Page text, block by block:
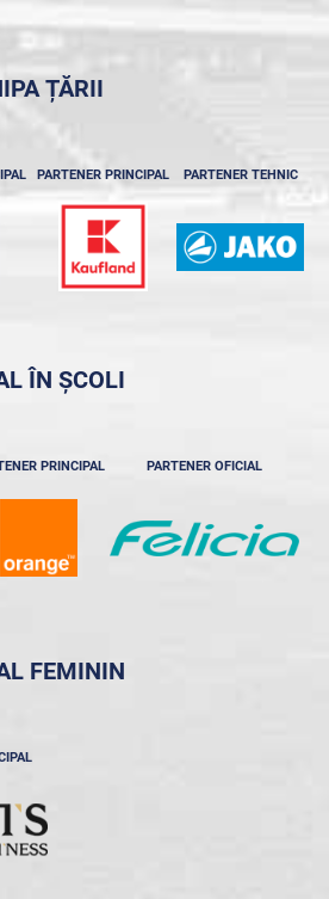
ȚĂRII
PARTENER PRINCIPAL PARTENER TEHNIC
ÎN ȘCOLI
PRINCIPAL PARTENER OFICIAL
FEMININ